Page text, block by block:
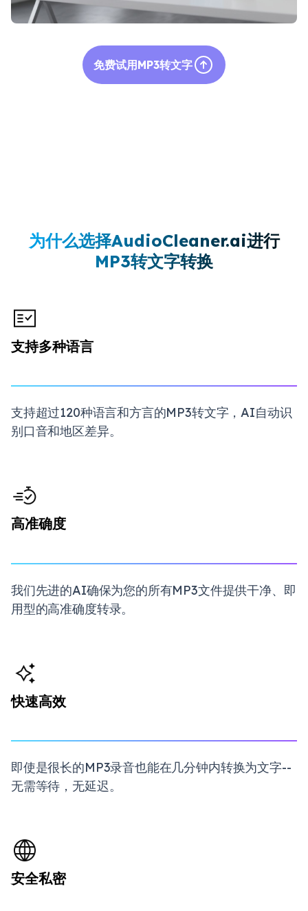
免费试用MP3转文字
为什么选择AudioCleaner.ai进行
MP3转文字转换
支持多种语言
支持超过120种语言和方言的MP3转文字，AI自动识
别口音和地区差异。
高准确度
我们先进的AI确保为您的所有MP3文件提供干净、即
用型的高准确度转录。
快速高效
即使是很长的MP3录音也能在几分钟内转换为文字--
无需等待，无延迟。
安全私密